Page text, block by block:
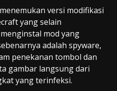
versi modifikasi
yang selain
mod yang
adalah spyware,
penekanan tombol dan
gambar langsung dari
yang terinfeksi.